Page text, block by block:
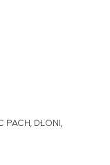
PACH, DŁONI,